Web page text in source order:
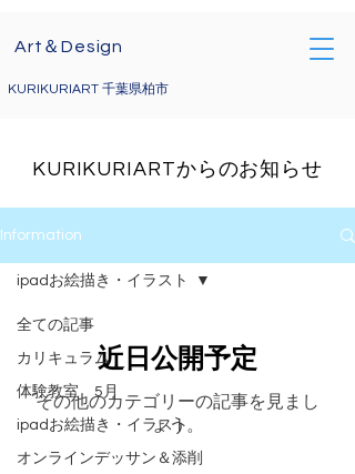
Art＆Design
KURIKURIART 千葉県柏市
電話によるお問い合わせ
09071767285
kurikuriart@gmail.com
KURIKURIARTからのお知らせ
Information
全ての記事
カリキュラム
体験教室 5月
ipadお絵描き・イラスト
オンラインデッサン＆添削
ipadお絵描き・イラスト
近日公開予定
その他のカテゴリーの記事を見まし
ょう。